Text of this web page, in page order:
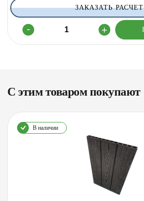
ЗАКАЗАТЬ РАСЧЕТ
С этим товаром покупают
В наличии